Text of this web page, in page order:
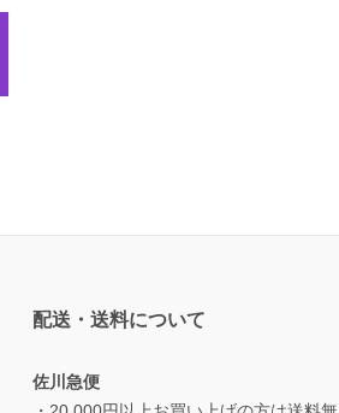
配送・送料について
佐川急便